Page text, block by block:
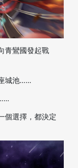
青鸞國發起戰
城池……
個選擇，都決定